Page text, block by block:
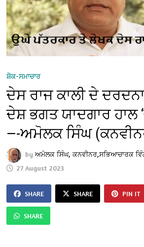
ਸ਼ੋਕ-ਸਮਾਚਾਰ
ਦੇਸ ਰਾਜ ਕਾਲੀ ਦੇ
ਦੇਸ਼ ਭਗਤ ਯਾਦਗਾਰ ਹਾਲ
—-ਅਮੋਲਕ ਸਿੰਘ
byਅਮੋਲਕ ਸਿੰਘ, ਕਨਵੀਨਰ,ਸਭਿਆਚਾਰਕ
27 August 2023
SHARE SHARE PIN IT
SHARE